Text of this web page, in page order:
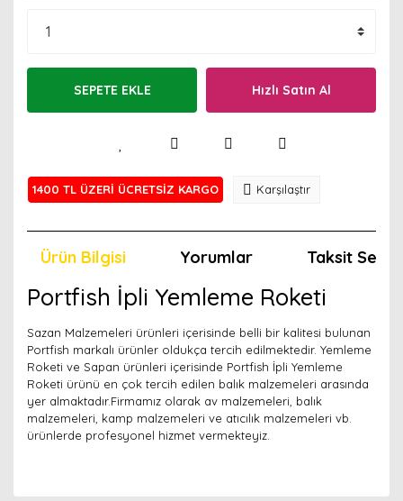
SEPETE EKLE Hızlı Satın Al
1400 TL ÜZERİ ÜCRETSİZ KARGO Karşılaştır
Ürün Bilgisi Yorumlar Taksit
Portfish İpli Yemleme Roketi
Sazan Malzemeleri ürünleri içerisinde belli bir kalitesi bulunan
Portfish markalı ürünler oldukça tercih edilmektedir. Yemleme
Roketi ve Sapan ürünleri içerisinde Portfish İpli Yemleme
Roketi ürünü en çok tercih edilen balık malzemeleri arasında
yer almaktadır.Firmamız olarak av malzemeleri, balık
malzemeleri, kamp malzemeleri ve atıcılık malzemeleri vb.
ürünlerde profesyonel hizmet vermekteyiz.